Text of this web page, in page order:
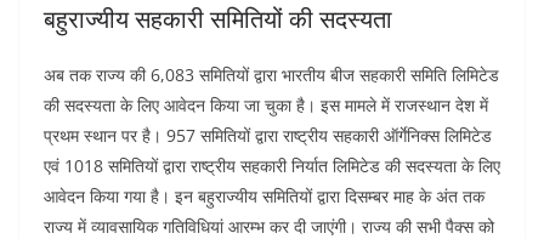
बहुराज्यीय सहकारी समितियों की सदस्यता
अब तक राज्य की 6,083 समितियों द्वारा भारतीय बीज सहकारी समिति लिमिटेड
की सदस्यता के लिए आवेदन किया जा चुका है। इस मामले में राजस्थान देश में
प्रथम स्थान पर है। 957 समितियों द्वारा राष्ट्रीय सहकारी ऑर्गेनिक्स लिमिटेड
एवं 1018 समितियों द्वारा राष्ट्रीय सहकारी निर्यात लिमिटेड की सदस्यता के लिए
आवेदन किया गया है। इन बहुराज्यीय समितियों द्वारा दिसम्बर माह के अंत तक
राज्य में व्यावसायिक गतिविधियां आरम्भ कर दी जाएंगी। राज्य की सभी पैक्स को